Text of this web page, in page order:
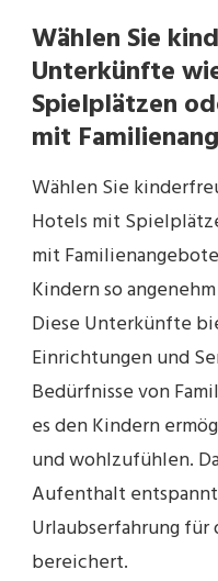
Wählen Sie
Unterkünfte
Spielplätzen
mit
Wählen Sie
Hotels mit
mit
Kindern so
Diese Unterkünfte
Einrichtungen und
Bedürfnisse von
es den Kindern
und wohlzufühlen.
Aufenthalt
Urlaubserfahrung für
bereichert.